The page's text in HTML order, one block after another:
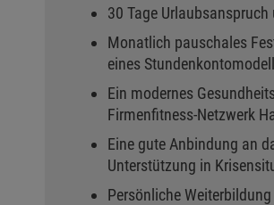
30 Tage
Monatlich pauschales
eines
Ein modernes
Firmenfitness-Netzwerk
Eine gute Anbindung an
Unterstützung in
Persönliche